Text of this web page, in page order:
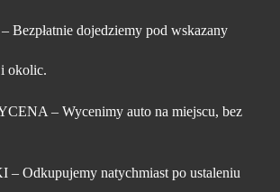
– Bezpłatnie dojedziemy pod wskazany
i okolic.
– Wycenimy auto na miejscu, bez
– Odkupujemy natychmiast po ustaleniu